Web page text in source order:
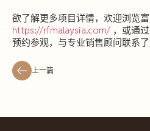
欲了解更多项目详情，欢迎浏览富
https://rfmalaysia.com/ ，或通
预约参观，与专业销售顾问联系了
上一篇